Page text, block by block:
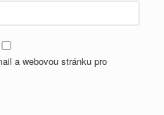
a webovou stránku pro